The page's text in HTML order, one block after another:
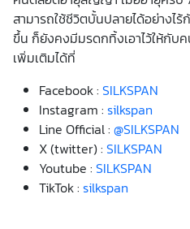
สามารถใช้ชีวิตบั้นปลายได้อย่างไร้
ขึ้น ก็ยังคงมีมรดกทิ้งเอาไว้ให้กั
เพิ่มเติมได้ที่
Facebook : SILKSPAN
Instagram : silkspan
Line Official : @SILKSPAN
X (twitter) : SILKSPAN
Youtube : SILKSPAN
TikTok : silkspan